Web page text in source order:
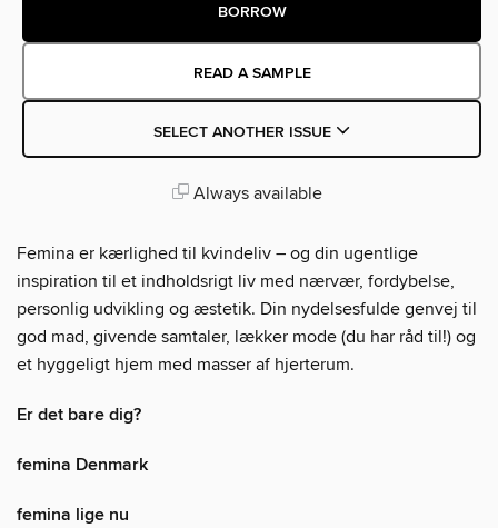
BORROW
READ A SAMPLE
SELECT ANOTHER ISSUE
Always available
Femina er kærlighed til kvindeliv – og din ugentlige
inspiration til et indholdsrigt liv med nærvær, fordybelse,
personlig udvikling og æstetik. Din nydelsesfulde genvej til
god mad, givende samtaler, lækker mode (du har råd til!) og
et hyggeligt hjem med masser af hjerterum.
Er det bare dig?
femina Denmark
femina lige nu